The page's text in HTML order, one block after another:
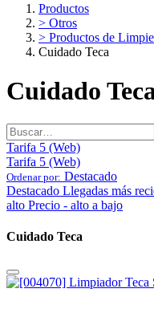
Productos
> Otros
> Productos de
Cuidado Teca
Cuidado
Tarifa 5 (Web)
Tarifa 5 (Web)
Ordenar por: Destacado
Destacado Llegadas más
alto Precio - alto a bajo
Cuidado Teca